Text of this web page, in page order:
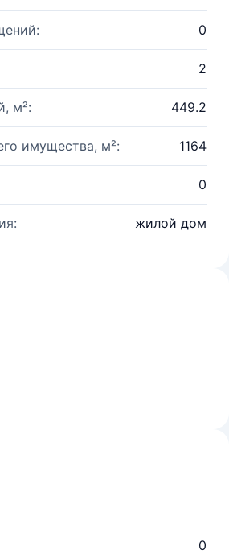
0
2
м²: 449.2
имущества, м²: 1164
0
жилой дом
0